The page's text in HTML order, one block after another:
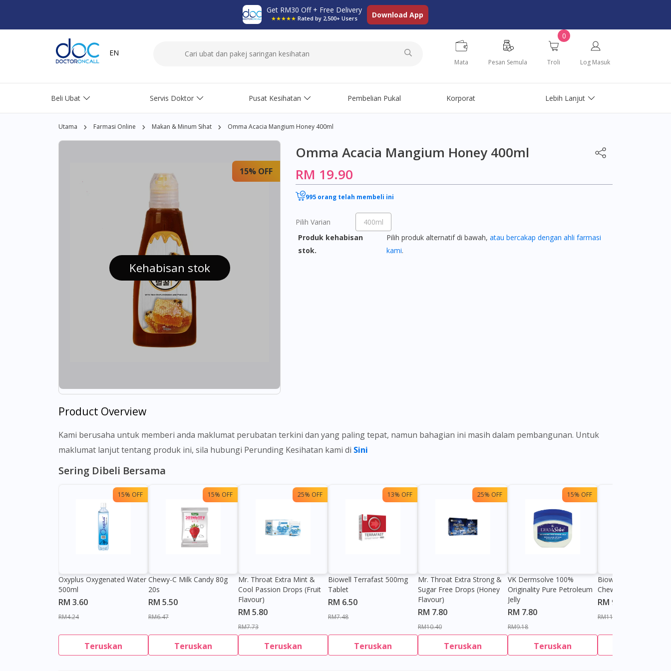
Get RM30 Off + Free Delivery
★★★★★ Rated by 2,500+ Users Download App
EN
Mata Pesan Semula
0
Troli Log Masuk
Beli Ubat Servis Doktor Pusat Kesihatan Pembelian Pukal Korporat Lebih Lanjut
Utama Farmasi Online Makan & Minum Sihat Omma Acacia Mangium Honey 400ml
Kehabisan stok
15% OFF
Omma Acacia Mangium Honey 400ml
RM 19.90
995 orang telah membeli ini
Pilih Varian
400ml
Produk kehabisan
stok.
Pilih produk alternatif di bawah,atau bercakap dengan ahli farmasi
kami.
Product Overview
Kami berusaha untuk memberi anda maklumat perubatan terkini dan yang paling tepat, namun bahagian ini masih dalam pembangunan. Untuk
maklumat lanjut tentang produk ini, sila hubungi Perunding Kesihatan kami di Sini
Sering Dibeli Bersama
15% OFF
Oxyplus Oxygenated Water
500ml
RM 3.60
RM4.24
Teruskan
15% OFF
Chewy-C Milk Candy 80g
20s
RM 5.50
RM6.47
Teruskan
25% OFF
Mr. Throat Extra Mint &
Cool Passion Drops (Fruit
Flavour)
RM 5.80
RM7.73
Teruskan
13% OFF
Biowell Terrafast 500mg
Tablet
RM 6.50
RM7.48
Teruskan
25% OFF
Mr. Throat Extra Strong &
Sugar Free Drops (Honey
Flavour)
RM 7.80
RM10.40
Teruskan
15% OFF
VK Dermsolve 100%
Originality Pure Petroleum
Jelly
RM 7.80
RM9.18
Teruskan
Biowell Zeero 200mg
Chewable Tablet
RM 9.80
RM11.27